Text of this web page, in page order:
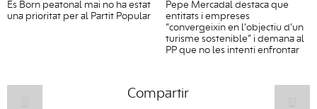
Es Born peatonal mai no ha estat
una prioritat per al Partit Popular
Pepe Mercadal destaca que
entitats i empreses
“convergeixin en l’objectiu d’un
turisme sostenible” i demana al
PP que no les intenti enfrontar
Compartir